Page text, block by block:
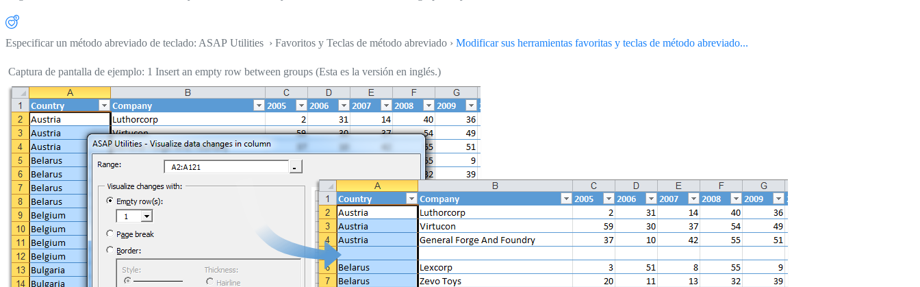
Especificar un método abreviado de teclado: ASAP Utilities › Favoritos y Teclas de método abreviado › Modificar sus herramientas favoritas y teclas de método abreviado...
Captura de pantalla de ejemplo: 1 Insert an empty row between groups (Esta es la versión en inglés.)